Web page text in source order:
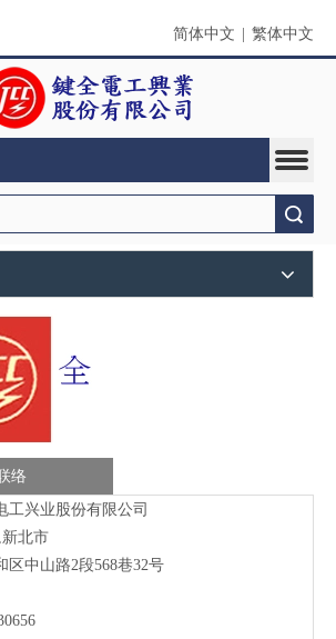
简体中文 繁体中文
络
工兴业股份有限公司
北市
区中山路2段568巷32号